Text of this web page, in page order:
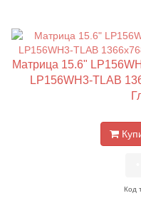
Матрица 15.6"
LP156WH3-TLAB
Код